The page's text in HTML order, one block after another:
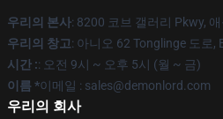
우리의 본사: 8200 코브 갤러리 Pkwy,
우리의 창고: 아니오 62 Tonglinge 도로,
시간 :: 오전 9시 ~ 오후 5시 (월 ~ 금)
이름 *이메일 : sales@demonlord.com
우리의 회사